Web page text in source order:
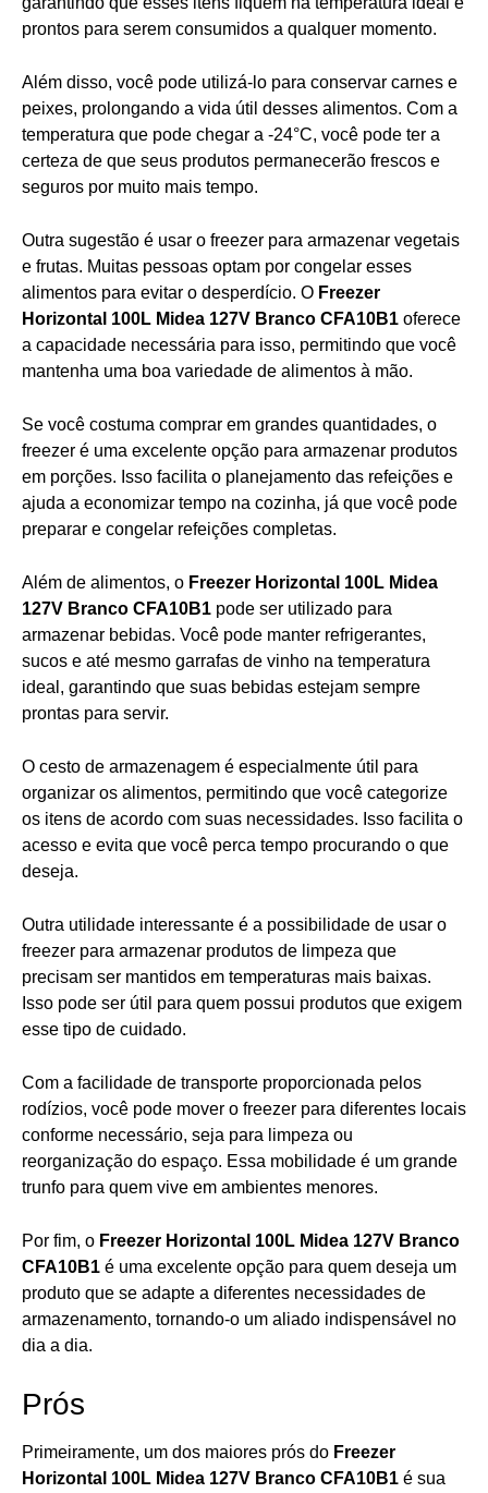
prontos para serem consumidos a qualquer momento.
Além disso, você pode utilizá-lo para conservar carnes e
peixes, prolongando a vida útil desses alimentos. Com a
temperatura que pode chegar a -24°C, você pode ter a
certeza de que seus produtos permanecerão frescos e
seguros por muito mais tempo.
Outra sugestão é usar o freezer para armazenar vegetais
e frutas. Muitas pessoas optam por congelar esses
alimentos para evitar o desperdício. O Freezer
Horizontal 100L Midea 127V Branco CFA10B1 oferece
a capacidade necessária para isso, permitindo que você
mantenha uma boa variedade de alimentos à mão.
Se você costuma comprar em grandes quantidades, o
freezer é uma excelente opção para armazenar produtos
em porções. Isso facilita o planejamento das refeições e
ajuda a economizar tempo na cozinha, já que você pode
preparar e congelar refeições completas.
Além de alimentos, o Freezer Horizontal 100L Midea
127V Branco CFA10B1 pode ser utilizado para
armazenar bebidas. Você pode manter refrigerantes,
sucos e até mesmo garrafas de vinho na temperatura
ideal, garantindo que suas bebidas estejam sempre
prontas para servir.
O cesto de armazenagem é especialmente útil para
organizar os alimentos, permitindo que você categorize
os itens de acordo com suas necessidades. Isso facilita o
acesso e evita que você perca tempo procurando o que
deseja.
Outra utilidade interessante é a possibilidade de usar o
freezer para armazenar produtos de limpeza que
precisam ser mantidos em temperaturas mais baixas.
Isso pode ser útil para quem possui produtos que exigem
esse tipo de cuidado.
Com a facilidade de transporte proporcionada pelos
rodízios, você pode mover o freezer para diferentes locais
conforme necessário, seja para limpeza ou
reorganização do espaço. Essa mobilidade é um grande
trunfo para quem vive em ambientes menores.
Por fim, o Freezer Horizontal 100L Midea 127V Branco
CFA10B1 é uma excelente opção para quem deseja um
produto que se adapte a diferentes necessidades de
armazenamento, tornando-o um aliado indispensável no
dia a dia.
Prós
Primeiramente, um dos maiores prós do Freezer
Horizontal 100L Midea 127V Branco CFA10B1 é sua